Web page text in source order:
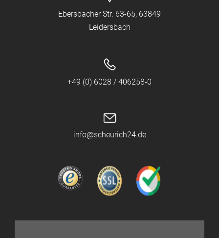
Ebersbacher Str. 63-65, 63849
Leidersbach
+49 (0) 6028 / 406258-0
info@scheurich24.de